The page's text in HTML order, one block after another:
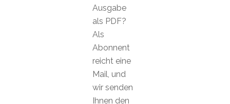
Ausgabe
als PDF?
Als
Abonnent
reicht eine
Mail, und
wir senden
Ihnen den